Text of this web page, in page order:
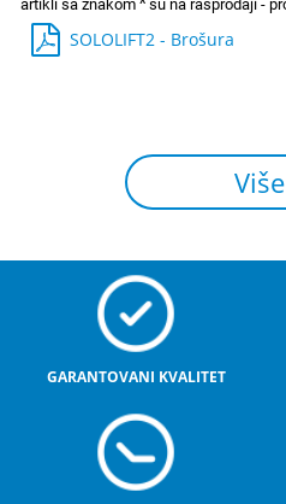
SOLOLIFT2 - Brošura
Više
GARANTOVANI KVALITET